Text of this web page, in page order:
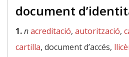
document
1.nacreditació, autorització,
cartilla, document d’accés,